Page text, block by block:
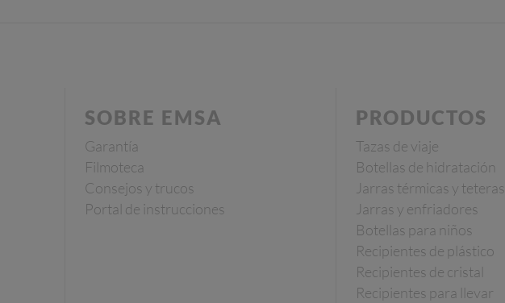
SOBRE EMSA
Garantía
Filmoteca
Consejos y trucos
Portal de instrucciones
PRODUCTOS
Tazas de viaje
Botellas de hidratación
Jarras térmicas y teteras
Jarras y enfriadores
Botellas para niños
Recipientes de plástico
Recipientes de cristal
Recipientes para llevar